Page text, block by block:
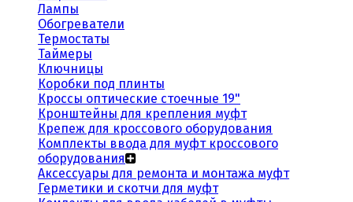
Лампы
Обогреватели
Термостаты
Таймеры
Ключницы
Коробки под плинты
Кроссы оптические стоечные 19"
Кронштейны для крепления муфт
Крепеж для кроссового оборудования
Комплекты ввода для муфт кроссового
оборудования
Аксессуары для ремонта и монтажа муфт
Герметики и скотчи для муфт